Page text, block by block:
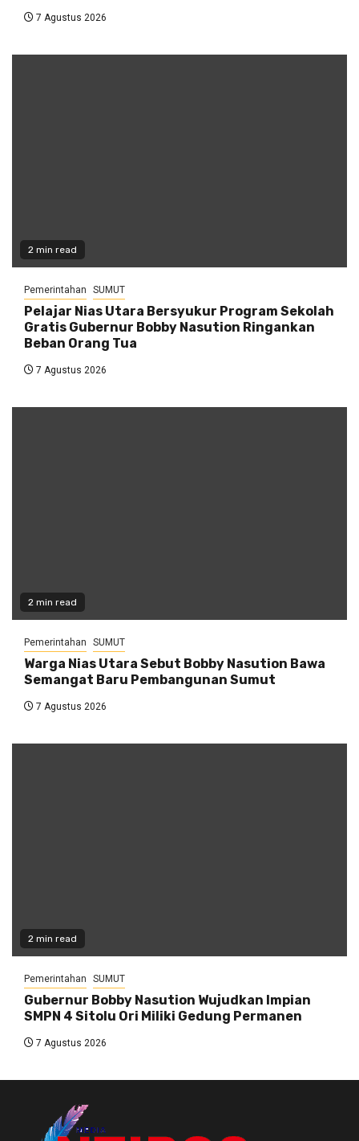
7 Agustus 2026
2 min read
Pemerintahan SUMUT
Pelajar Nias Utara Bersyukur Program Sekolah
Gratis Gubernur Bobby Nasution Ringankan
Beban Orang Tua
7 Agustus 2026
2 min read
Pemerintahan SUMUT
Warga Nias Utara Sebut Bobby Nasution Bawa
Semangat Baru Pembangunan Sumut
7 Agustus 2026
2 min read
Pemerintahan SUMUT
Gubernur Bobby Nasution Wujudkan Impian
SMPN 4 Sitolu Ori Miliki Gedung Permanen
7 Agustus 2026